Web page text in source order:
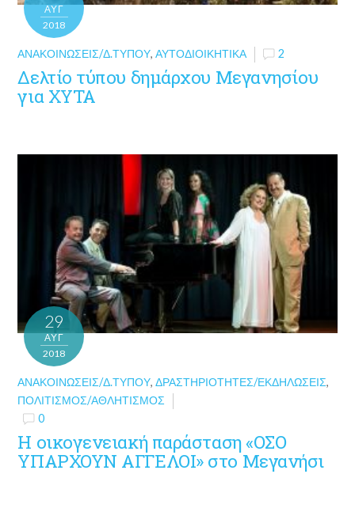
ΑΥΓ
2018
ΑΝΑΚΟΙΝΏΣΕΙΣ/Δ.ΤΎΠΟΥ,ΑΥΤΟΔΙΟΙΚΗΤΙΚΆ 2
Δελτίο τύπου δημάρχου Μεγανησίου
για ΧΥΤΑ
29
ΑΥΓ
2018
ΑΝΑΚΟΙΝΏΣΕΙΣ/Δ.ΤΎΠΟΥ,ΔΡΑΣΤΗΡΙΌΤΗΤΕΣ/ΕΚΔΗΛΏΣΕΙΣ,
ΠΟΛΙΤΙΣΜΌΣ/ΑΘΛΗΤΙΣΜΌΣ
0
H οικογενειακή παράσταση «ΟΣΟ
ΥΠΑΡΧΟΥΝ ΑΓΓΕΛΟΙ» στο Μεγανήσι